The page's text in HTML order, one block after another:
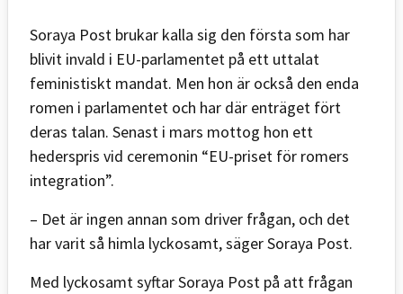
Soraya Post brukar kalla sig den första som har
blivit invald i EU-parlamentet på ett uttalat
feministiskt mandat. Men hon är också den enda
romen i parlamentet och har där enträget fört
deras talan. Senast i mars mottog hon ett
hederspris vid ceremonin “EU-priset för romers
integration”.
– Det är ingen annan som driver frågan, och det
har varit så himla lyckosamt, säger Soraya Post.
Med lyckosamt syftar Soraya Post på att frågan